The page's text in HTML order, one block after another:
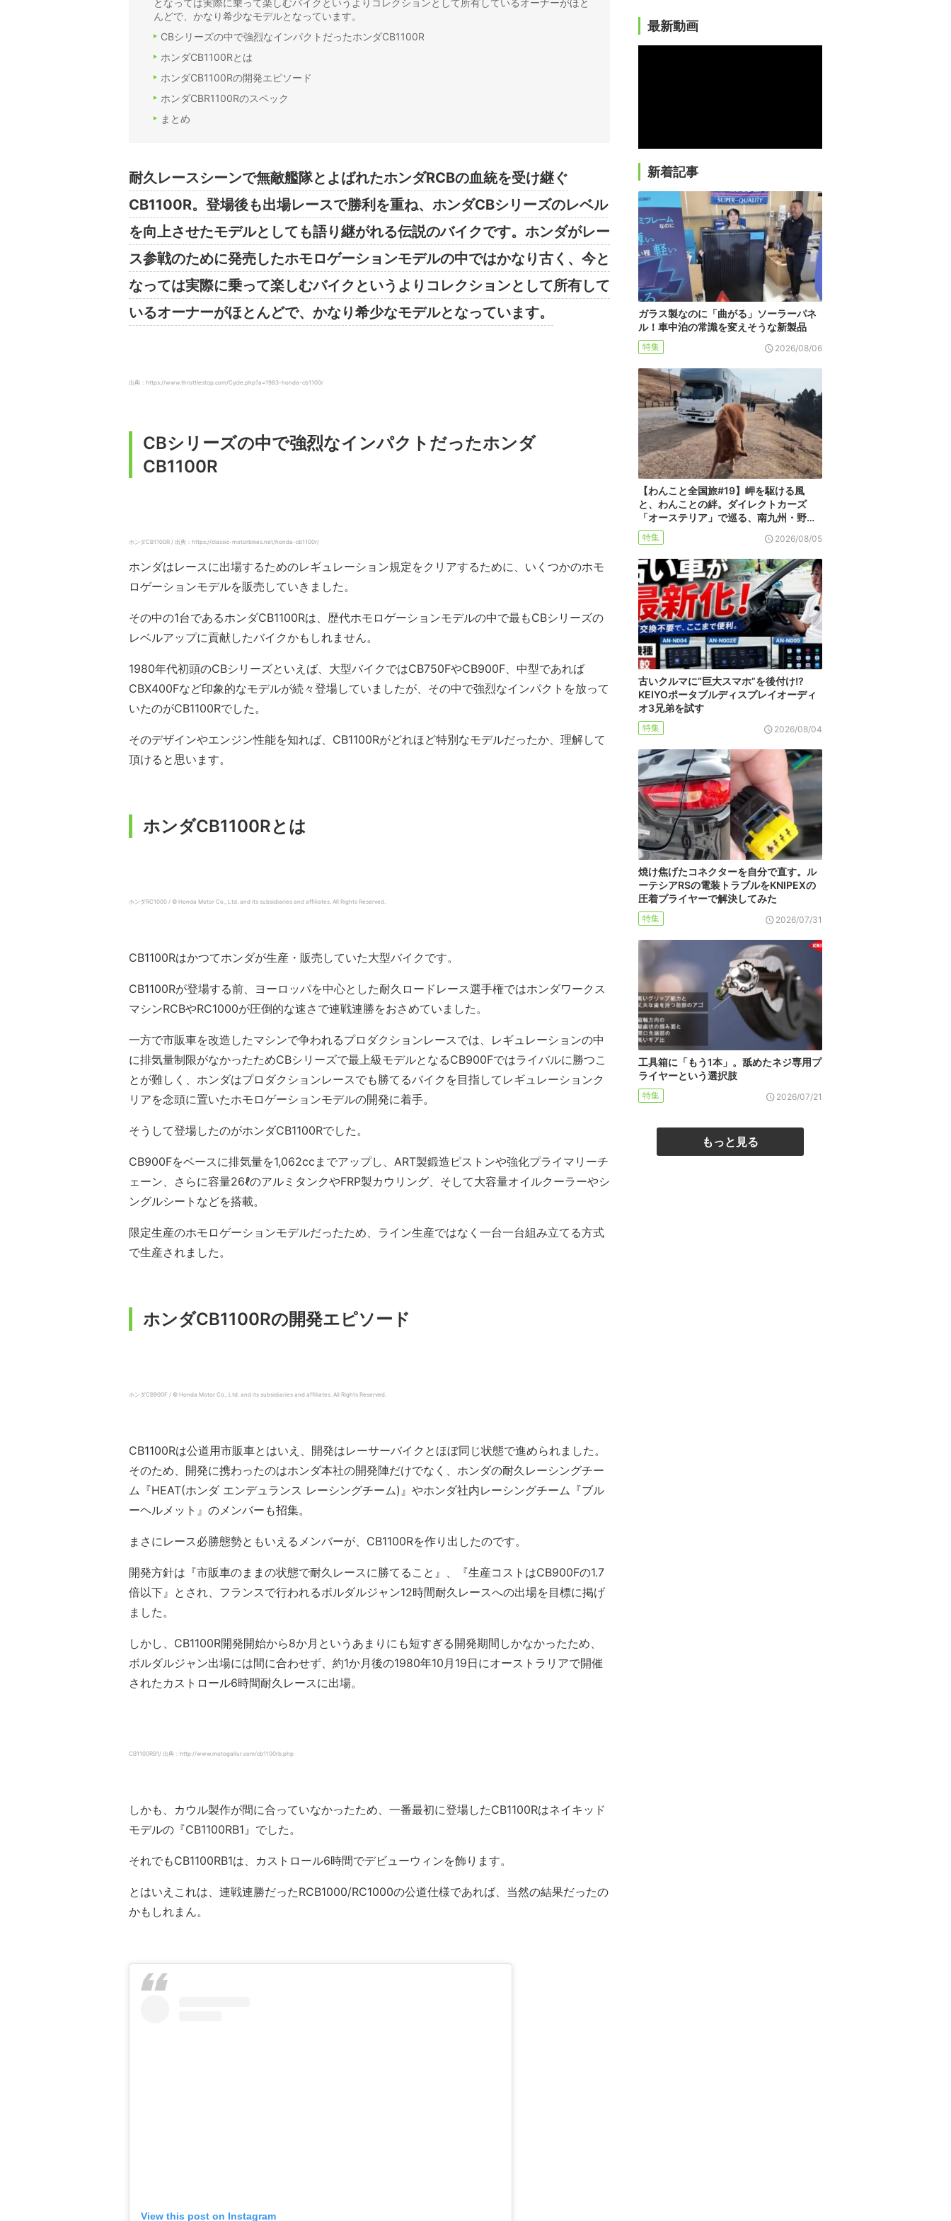
となっては実際に乗って楽しむバイクというよりコレクションとして所有しているオーナーがほと
んどで、かなり希少なモデルとなっています。
CBシリーズの中で強烈なインパクトだったホンダCB1100R
ホンダCB1100Rとは
ホンダCB1100Rの開発エピソード
ホンダCBR1100Rのスペック
まとめ
耐久レースシーンで無敵艦隊とよばれたホンダRCBの血統を受け継ぐ
CB1100R。登場後も出場レースで勝利を重ね、ホンダCBシリーズのレベル
を向上させたモデルとしても語り継がれる伝説のバイクです。ホンダがレー
ス参戦のために発売したホモロゲーションモデルの中ではかなり古く、今と
なっては実際に乗って楽しむバイクというよりコレクションとして所有して
いるオーナーがほとんどで、かなり希少なモデルとなっています。
出典：https://www.throttlestop.com/Cycle.php?a=1983-honda-cb1100r
CBシリーズの中で強烈なインパクトだったホンダ
CB1100R
ホンダCB1100R / 出典：https://classic-motorbikes.net/honda-cb1100r/
ホンダはレースに出場するためのレギュレーション規定をクリアするために、いくつかのホモ
ロゲーションモデルを販売していきました。
その中の1台であるホンダCB1100Rは、歴代ホモロゲーションモデルの中で最もCBシリーズの
レベルアップに貢献したバイクかもしれません。
1980年代初頭のCBシリーズといえば、大型バイクではCB750FやCB900F、中型であれば
CBX400Fなど印象的なモデルが続々登場していましたが、その中で強烈なインパクトを放って
いたのがCB1100Rでした。
そのデザインやエンジン性能を知れば、CB1100Rがどれほど特別なモデルだったか、理解して
頂けると思います。
ホンダCB1100Rとは
ホンダRC1000 / © Honda Motor Co., Ltd. and its subsidiaries and affiliates. All Rights Reserved.
CB1100Rはかつてホンダが生産・販売していた大型バイクです。
CB1100Rが登場する前、ヨーロッパを中心とした耐久ロードレース選手権ではホンダワークス
マシンRCBやRC1000が圧倒的な速さで連戦連勝をおさめていました。
一方で市販車を改造したマシンで争われるプロダクションレースでは、レギュレーションの中
に排気量制限がなかったためCBシリーズで最上級モデルとなるCB900Fではライバルに勝つこ
とが難しく、ホンダはプロダクションレースでも勝てるバイクを目指してレギュレーションク
リアを念頭に置いたホモロゲーションモデルの開発に着手。
そうして登場したのがホンダCB1100Rでした。
CB900Fをベースに排気量を1,062ccまでアップし、ART製鍛造ピストンや強化プライマリーチ
ェーン、さらに容量26ℓのアルミタンクやFRP製カウリング、そして大容量オイルクーラーやシ
ングルシートなどを搭載。
限定生産のホモロゲーションモデルだったため、ライン生産ではなく一台一台組み立てる方式
で生産されました。
ホンダCB1100Rの開発エピソード
ホンダCB900F / © Honda Motor Co., Ltd. and its subsidiaries and affiliates. All Rights Reserved.
CB1100Rは公道用市販車とはいえ、開発はレーサーバイクとほぼ同じ状態で進められました。
そのため、開発に携わったのはホンダ本社の開発陣だけでなく、ホンダの耐久レーシングチー
ム『HEAT(ホンダ エンデュランス レーシングチーム)』やホンダ社内レーシングチーム『ブル
ーヘルメット』のメンバーも招集。
まさにレース必勝態勢ともいえるメンバーが、CB1100Rを作り出したのです。
開発方針は『市販車のままの状態で耐久レースに勝てること』、『生産コストはCB900Fの1.7
倍以下』とされ、フランスで行われるボルダルジャン12時間耐久レースへの出場を目標に掲げ
ました。
しかし、CB1100R開発開始から8か月というあまりにも短すぎる開発期間しかなかったため、
ボルダルジャン出場には間に合わせず、約1か月後の1980年10月19日にオーストラリアで開催
されたカストロール6時間耐久レースに出場。
CB1100RB1/ 出典：http://www.motogallur.com/cb1100rb.php
しかも、カウル製作が間に合っていなかったため、一番最初に登場したCB1100Rはネイキッド
モデルの『CB1100RB1』でした。
それでもCB1100RB1は、カストロール6時間でデビューウィンを飾ります。
とはいえこれは、連戦連勝だったRCB1000/RC1000の公道仕様であれば、当然の結果だったの
かもしれまん。
View this post on Instagram
最新動画
新着記事
ガラス製なのに「曲がる」ソーラーパネ
ル！車中泊の常識を変えそうな新製品
特集 2026/08/06
【わんこと全国旅#19】岬を駆ける風
と、わんことの絆。ダイレクトカーズ
「オーステリア」で巡る、南九州・野…
特集 2026/08/05
古いクルマに“巨大スマホ”を後付け!?
KEIYOポータブルディスプレイオーディ
オ3兄弟を試す
特集 2026/08/04
焼け焦げたコネクターを自分で直す。ル
ーテシアRSの電装トラブルをKNIPEXの
圧着プライヤーで解決してみた
特集 2026/07/31
工具箱に「もう1本」。舐めたネジ専用プ
ライヤーという選択肢
特集 2026/07/21
もっと見る